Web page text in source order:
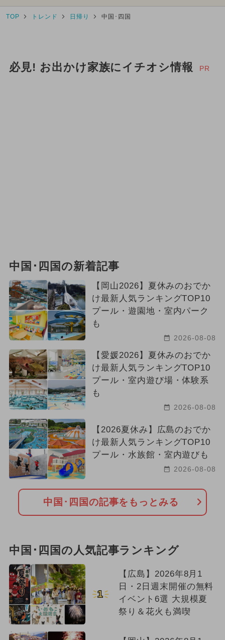
TOP トレンド 日帰り 中国･四国
必見! お出かけ家族にイチオシ情報 PR
中国･四国の新着記事
【岡山2026】夏休みのおでか
け最新人気ランキングTOP10
プール・遊園地・室内パーク
も
2026-08-08
【愛媛2026】夏休みのおでか
け最新人気ランキングTOP10
プール・室内遊び場・体験系
も
2026-08-08
【2026夏休み】広島のおでか
け最新人気ランキングTOP10
プール・水族館・室内遊びも
2026-08-08
中国･四国の記事をもっとみる
中国･四国の人気記事ランキング
1
【広島】2026年8月1
日・2日週末開催の無料
イベント6選 大規模夏
祭り＆花火も満喫